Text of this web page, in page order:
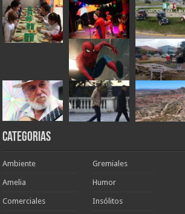
Categorias
Ambiente
Amelia
Comerciales
Gremiales
Humor
Insólitos